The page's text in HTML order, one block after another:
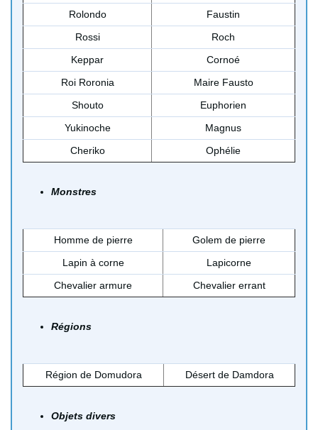
Rolondo
Faustin
Rossi
Roch
Keppar
Cornoé
Roi Roronia
Maire Fausto
Shouto
Euphorien
Yukinoche
Magnus
Cheriko
Ophélie
Monstres
Homme de pierre
Golem de pierre
Lapin à corne
Lapicorne
Chevalier armure
Chevalier errant
Régions
Région de Domudora Désert de Damdora
Objets divers